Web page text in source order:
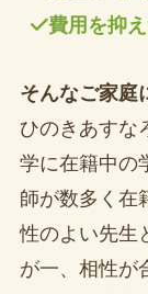
費用を抑
そんなご家庭
ひのきあすな
学に在籍中の
師が数多く在
性のよい先生
が一、相性が